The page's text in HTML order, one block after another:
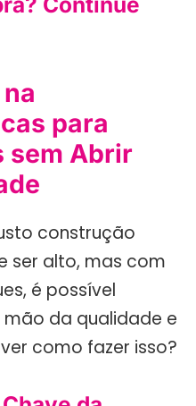
para
sem Abrir
construção
ser alto, mas com
é possível
da qualidade e
como fazer isso?